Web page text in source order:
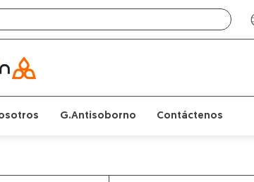
G.Antisoborno Contáctenos